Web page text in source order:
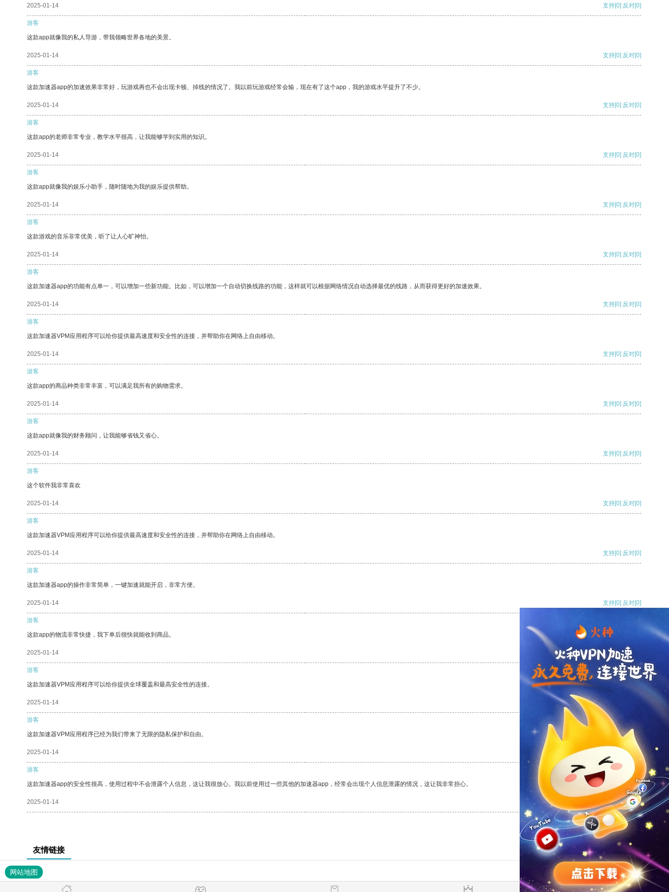
2025-01-14 支持[0] 反对[0]
游客
这款app就像我的私人导游，带我领略世界各地的美景。
2025-01-14 支持[0] 反对[0]
游客
这款加速器app的加速效果非常好，玩游戏再也不会出现卡顿、掉线的情况了。我以前玩游戏经常会输，现在有了这个app，我的游戏水平提升了不少。
2025-01-14 支持[0] 反对[0]
游客
这款app的老师非常专业，教学水平很高，让我能够学到实用的知识。
2025-01-14 支持[0] 反对[0]
游客
这款app就像我的娱乐小助手，随时随地为我的娱乐提供帮助。
2025-01-14 支持[0] 反对[0]
游客
这款游戏的音乐非常优美，听了让人心旷神怡。
2025-01-14 支持[0] 反对[0]
游客
这款加速器app的功能有点单一，可以增加一些新功能。比如，可以增加一个自动切换线路的功能，这样就可以根据网络情况自动选择最优的线路，从而获得更好的加速效果。
2025-01-14 支持[0] 反对[0]
游客
这款加速器VPM应用程序可以给你提供最高速度和安全性的连接，并帮助你在网络上自由移动。
2025-01-14 支持[0] 反对[0]
游客
这款app的商品种类非常丰富，可以满足我所有的购物需求。
2025-01-14 支持[0] 反对[0]
游客
这款app就像我的财务顾问，让我能够省钱又省心。
2025-01-14 支持[0] 反对[0]
游客
这个软件我非常喜欢
2025-01-14 支持[0] 反对[0]
游客
这款加速器VPM应用程序可以给你提供最高速度和安全性的连接，并帮助你在网络上自由移动。
2025-01-14 支持[0] 反对[0]
游客
这款加速器app的操作非常简单，一键加速就能开启，非常方便。
2025-01-14 支持[0] 反对[0]
游客
这款app的物流非常快捷，我下单后很快就能收到商品。
2025-01-14 支持[0] 反对
游客
这款加速器VPM应用程序可以给你提供全球覆盖和最高安全性的连接。
2025-01-14 支持
游客
这款加速器VPM应用程序已经为我们带来了无限的隐私保护和自由。
2025-01-14 反对 [0]
游客
这款加速器app的安全性很高，使用过程中不会泄露个人信息，这让我很放心。我以前使用过一些其他的加速器app，经常会出现个人信息泄露的情况，这让我非常担心。
2025-01-14 支持[0] 反对[0]
友情链接
网站地图